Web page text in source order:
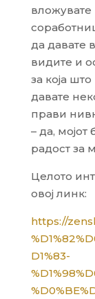
да давате
видите и
за која
давате
прави
– да,
радост за
Целото
овој линк:
https://
D1%83-